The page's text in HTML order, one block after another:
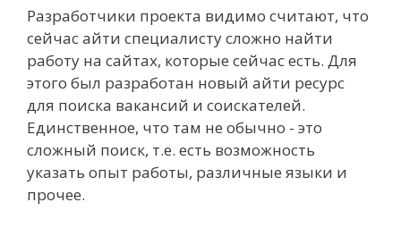
Разработчики проекта видимо считают, что
сейчас айти специалисту сложно найти
работу на сайтах, которые сейчас есть. Для
этого был разработан новый айти ресурс
для поиска вакансий и соискателей.
Единственное, что там не обычно - это
сложный поиск, т.е. есть возможность
указать опыт работы, различные языки и
прочее.